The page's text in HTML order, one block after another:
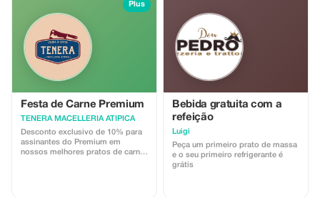
Plus
Festa de Carne Premium
TENERA MACELLERIA ATIPICA
Desconto exclusivo de 10% para
assinantes do Premium em
nossos melhores pratos de carne
Bebida gratuita com a
refeição
Luigi
Peça um primeiro prato de massa
e o seu primeiro refrigerante é
grátis